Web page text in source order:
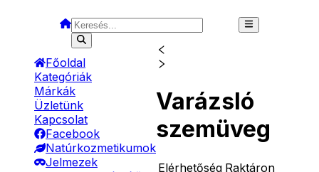
Főoldal
Kategóriák
Márkák
Üzletünk
Kapcsolat
Facebook
Natúrkozmetikumok
Jelmezek
Varázsló
szemüveg
Elérhetőség Raktáron